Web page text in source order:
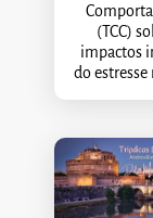
(TCC)
impactos
do estresse